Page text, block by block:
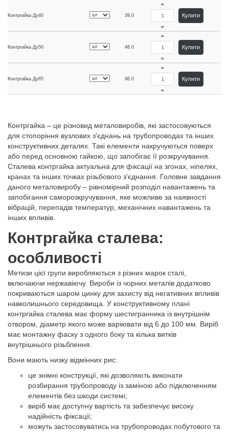
Контргайка Ду40 39.0 Купити
Контргайка Ду50 46.0 Купити
Контргайка Ду65 96.0 Купити
Контргайка – це різновид металовиробів, які застосовуються
для стопоріння вузлових з'єднань на трубопроводах та інших
конструктивних деталях. Такі елементи накручуються поверх
або перед основною гайкою, що запобігає її розкручування.
Сталева контргайка актуальна для фіксації на згонах, ніпелях,
кранах та інших точках різьбового з'єднання. Головне завдання
даного металовиробу – рівномірний розподіл навантажень та
запобігання саморозкручування, яке можливе за наявності
вібрацій, перепадів температур, механічних навантажень та
інших впливів.
Контргайка сталева:
особливості
Метизи цієї групи виробляються з різних марок сталі,
включаючи нержавіючу. Вироби із чорних металів додатково
покриваються шаром цинку для захисту від негативних впливів
навколишнього середовища. У конструктивному плані
контргайка сталева має форму шестигранника із внутрішнім
отвором, діаметр якого може варіювати від 6 до 100 мм. Виріб
має монтажну фаску з одного боку та кілька витків
внутрішнього різьблення.
Вони мають низку відмінних рис:
це знімні конструкції, які дозволяють виконати
розбирання трубопроводу із заміною або підключенням
елементів без шкоди системі;
виріб має доступну вартість та забезпечує високу
надійність фіксації;
можуть застосовуватись на трубопроводах побутового та